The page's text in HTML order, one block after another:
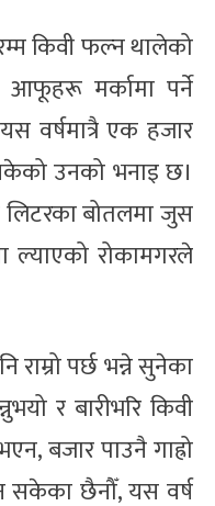
किवी फल्न थालेको
आफूहरू मर्कामा पर्ने
वर्षमात्रै एक हजार
उनको भनाइ छ।
बोतलमा जुस
ल्याएको रोकामगरले
राम्रो पर्छ भन्ने सुनेका
र बारीभरि किवी
बजार पाउनै गाह्रो
सकेका छैनौँ, यस वर्ष